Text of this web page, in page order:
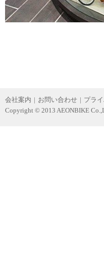
会社案内 | お問い合わせ | プラ
Copyright © 2013 AEONBIKE